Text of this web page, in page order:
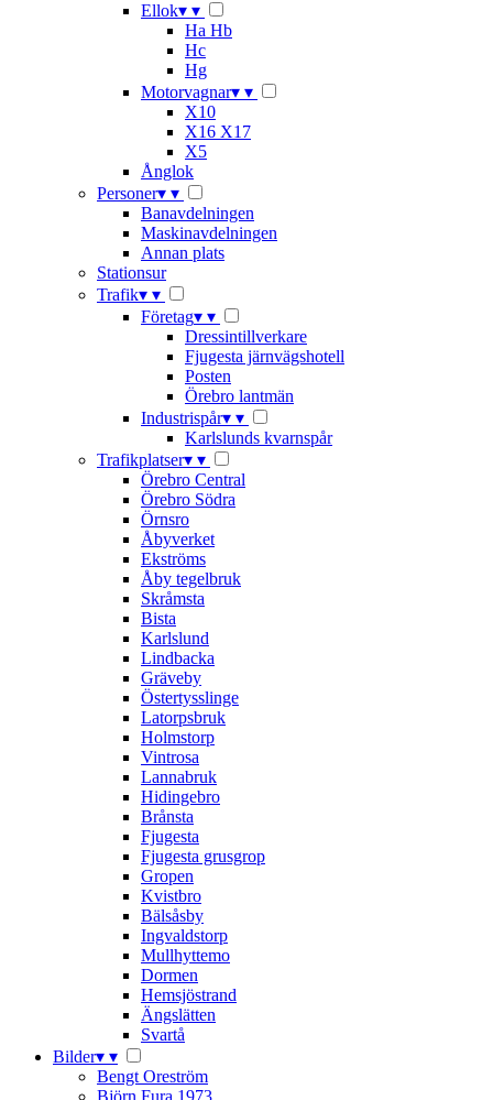
Ellok▾ ▾
Ha Hb
Hc
Hg
Motorvagnar▾ ▾
X10
X16 X17
X5
Ånglok
Personer▾ ▾
Banavdelningen
Maskinavdelningen
Annan plats
Stationsur
Trafik▾ ▾
Företag▾ ▾
Dressintillverkare
Fjugesta järnvägshotell
Posten
Örebro lantmän
Industrispår▾ ▾
Karlslunds kvarnspår
Trafikplatser▾ ▾
Örebro Central
Örebro Södra
Örnsro
Åbyverket
Ekströms
Åby tegelbruk
Skråmsta
Bista
Karlslund
Lindbacka
Gräveby
Östertysslinge
Latorpsbruk
Holmstorp
Vintrosa
Lannabruk
Hidingebro
Brånsta
Fjugesta
Fjugesta grusgrop
Gropen
Kvistbro
Bälsåsby
Ingvaldstorp
Mullhyttemo
Dormen
Hemsjöstrand
Ängslätten
Svartå
Bilder▾ ▾
Bengt Oreström
Björn Fura 1973